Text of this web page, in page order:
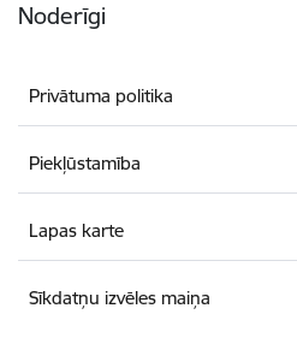
Noderīgi
Privātuma politika
Piekļūstamība
Lapas karte
Sīkdatņu izvēles maiņa